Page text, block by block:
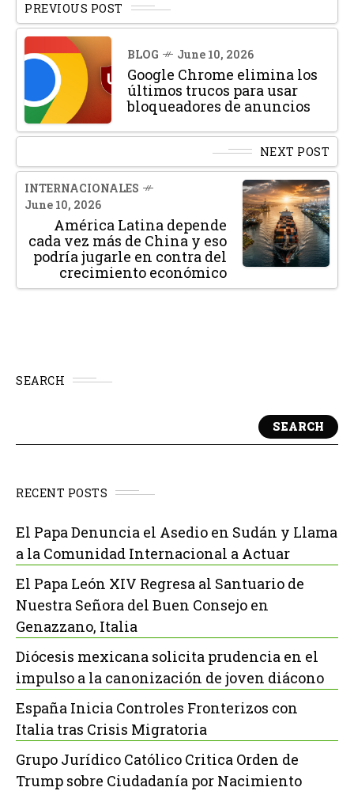
PREVIOUS POST
BLOG June 10, 2026
Google Chrome elimina los
últimos trucos para usar
bloqueadores de anuncios
NEXT POST
INTERNACIONALES
June 10, 2026
América Latina depende
cada vez más de China y eso
podría jugarle en contra del
crecimiento económico
SEARCH
SEARCH
RECENT POSTS
El Papa Denuncia el Asedio en Sudán y Llama
a la Comunidad Internacional a Actuar
El Papa León XIV Regresa al Santuario de
Nuestra Señora del Buen Consejo en
Genazzano, Italia
Diócesis mexicana solicita prudencia en el
impulso a la canonización de joven diácono
España Inicia Controles Fronterizos con
Italia tras Crisis Migratoria
Grupo Jurídico Católico Critica Orden de
Trump sobre Ciudadanía por Nacimiento